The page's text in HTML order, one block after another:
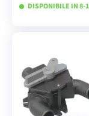
DISPONIBILE IN 8-
MODELLI